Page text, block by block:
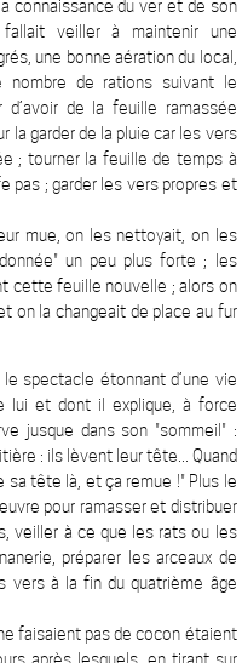
connaissance du ver et de son
veiller à maintenir une
une bonne aération du local,
de rations suivant le
de la feuille ramassée
la garder de la pluie car les vers
; tourner la feuille de temps à
pas ; garder les vers propres et
mue, on les nettoyait, on les
un peu plus forte ; les
cette feuille nouvelle ; alors on
on la changeait de place au fur
spectacle étonnant d’une vie
lui et dont il explique, à force
jusque dans son "sommeil" :
: ils lèvent leur tête... Quand
sa tête là, et ça remue !" Plus le
pour ramasser et distribuer
veiller à ce que les rats ou les
préparer les arceaux de
vers à la fin du quatrième âge
faisaient pas de cocon étaient